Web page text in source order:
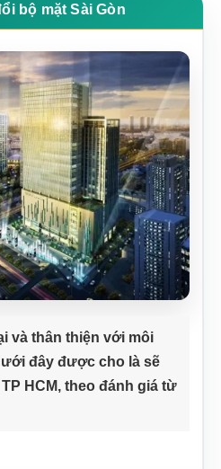
bộ mặt Sài Gòn
và thân thiện với môi
đây được cho là sẽ
HCM, theo đánh giá từ